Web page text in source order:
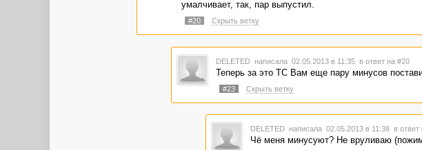
умалчивает, так, пар выпустил.
#20 Скрыть ветку
DELETED написала 02.05.2013 в 11:35 в ответ на #20
Теперь за это ТС Вам еще пару минусов
#23 Скрыть ветку
DELETED написала 02.05.2013 в 11:38 в ответ
Чё меня минусуют? Не вруливаю